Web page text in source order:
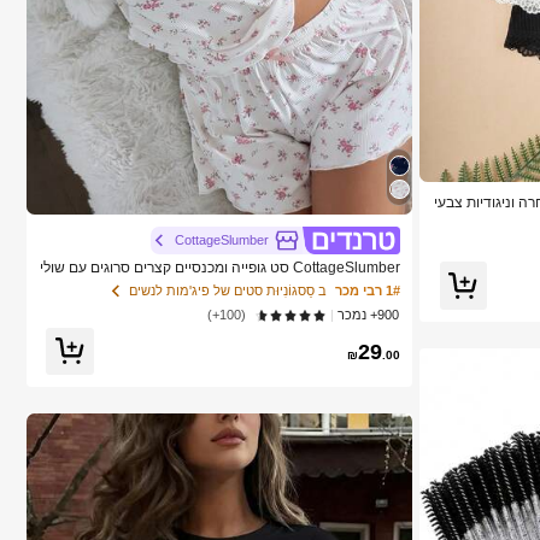
וניגודיות צבעי
CottageSlumber
CottageSlumber סט גופייה ומכנסיים קצרים סרוגים עם שולי
ים נצנצים וקונטרסט תחרה
1# רבי מכר
ב סַסגוֹנִיוּת סטים של פיג'מות לנשים
900+ נמכר
(100+)
₪29 .00